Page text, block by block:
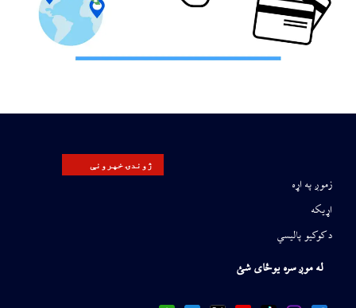
ژوندۍ خپرونې
زموږ په اړه
اړیکه
د کوکیو پالیسي
له موږ سره یوځای شئ